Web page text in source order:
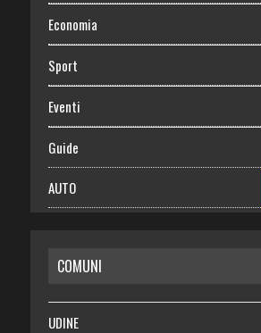
Economia
Sport
Eventi
Guide
AUTO
RISPARMIO
SALUTE
COMUNI
UDINE